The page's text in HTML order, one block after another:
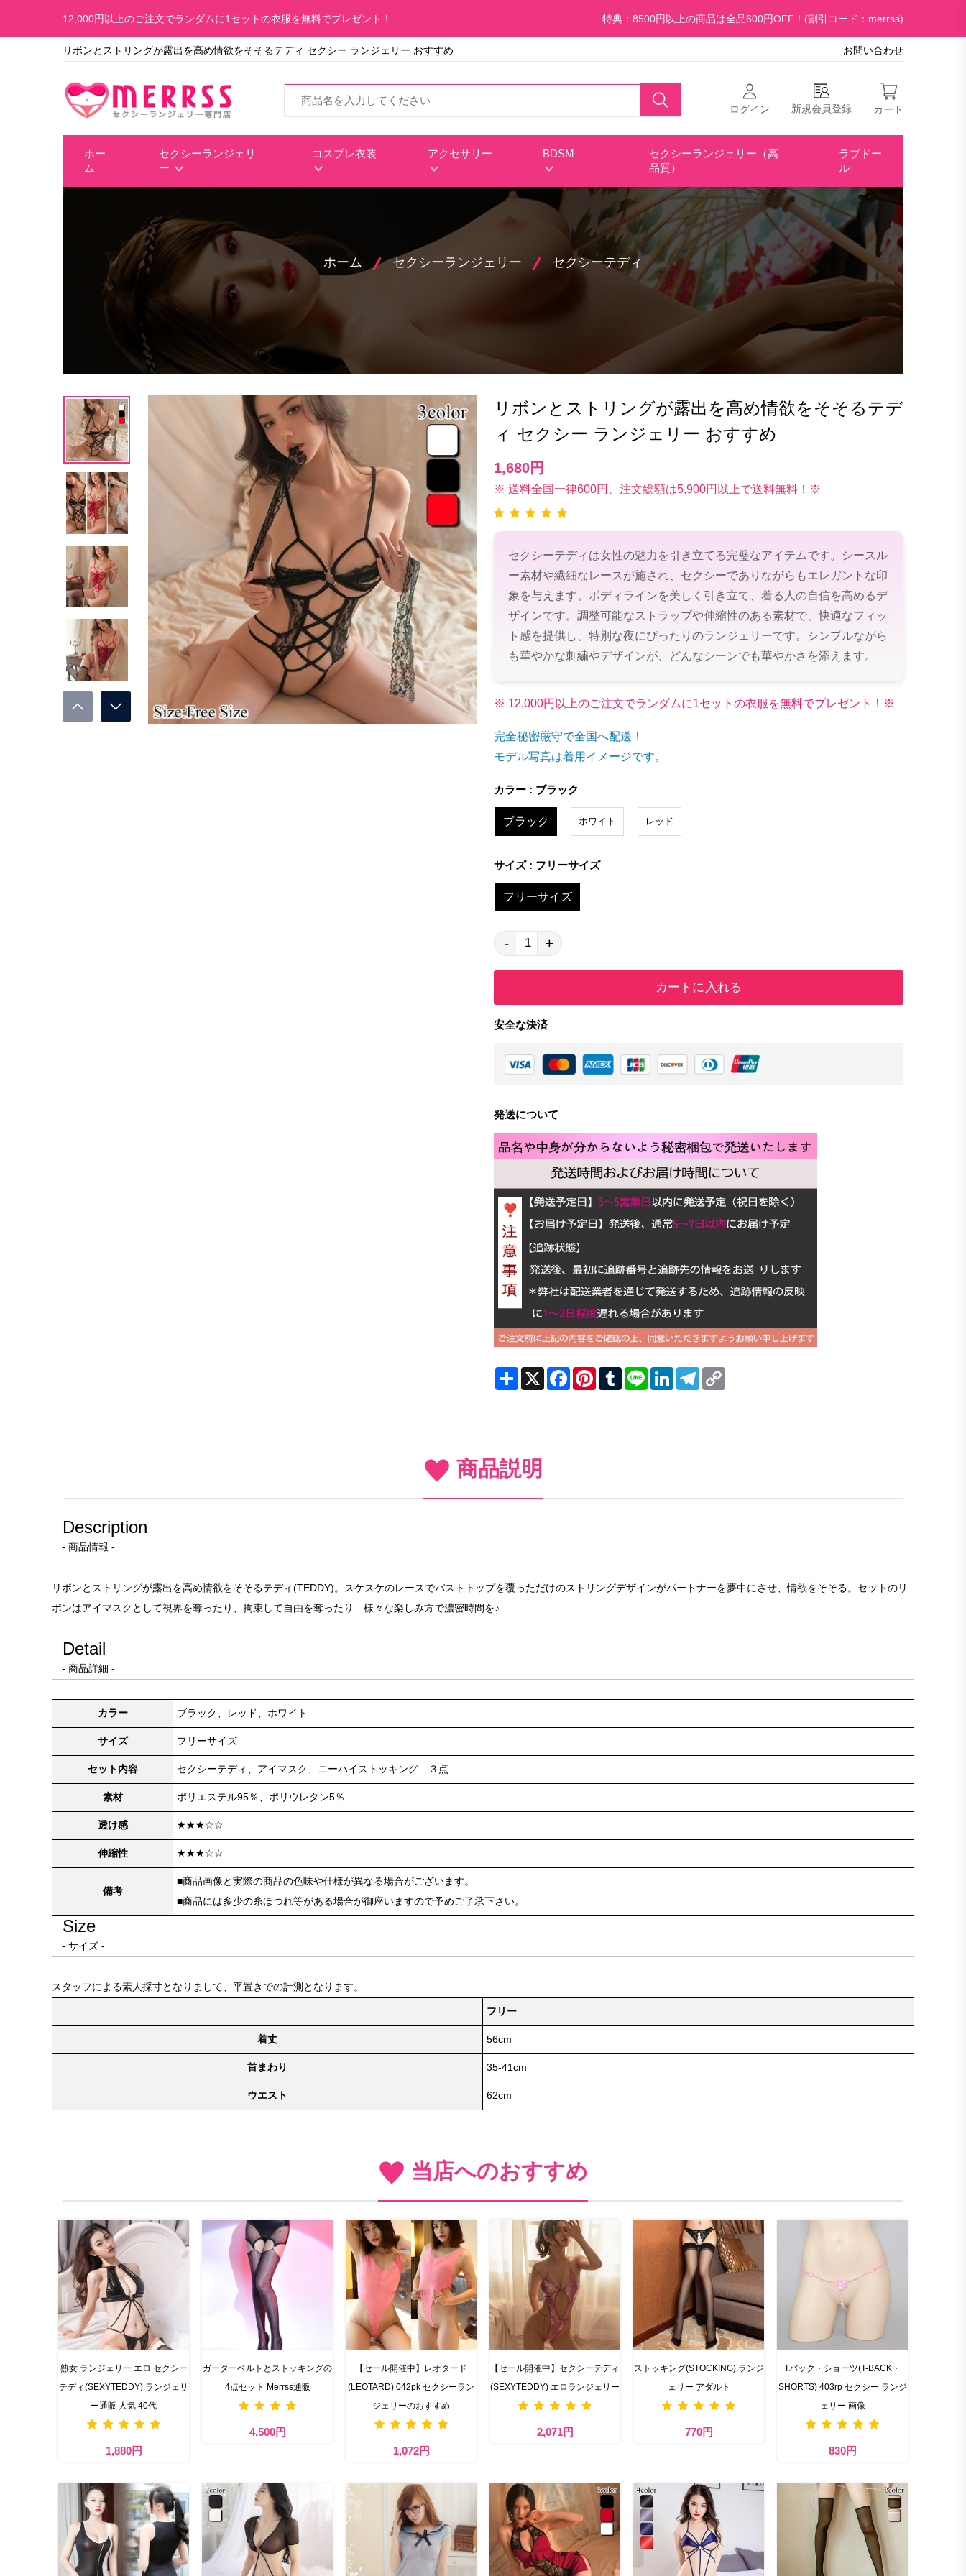
12,000円以上のご注文でランダムに1セットの衣服を無料でプレゼント！ 特典：8500円以上の商品は全品600円OFF！(割引コード：merrss)
リボンとストリングが露出を高め情欲をそそるテディ セクシー ランジェリー おすすめ お問い合わせ
ログイン 新規会員登録 カート
ホー
ム
セクシーランジェリ
ー
コスプレ衣装 アクセサリー BDSM
セクシーランジェリー（高
品質）
ラブドー
ル
ホーム セクシーランジェリー セクシーテディ
リボンとストリングが露出を高め情欲をそそるテデ
ィ セクシー ランジェリー おすすめ
1,680円
※ 送料全国一律600円、注文総額は5,900円以上で送料無料！※
セクシーテディは女性の魅力を引き立てる完璧なアイテムです。シースル
ー素材や繊細なレースが施され、セクシーでありながらもエレガントな印
象を与えます。ボディラインを美しく引き立て、着る人の自信を高めるデ
ザインです。調整可能なストラップや伸縮性のある素材で、快適なフィッ
ト感を提供し、特別な夜にぴったりのランジェリーです。シンプルながら
も華やかな刺繍やデザインが、どんなシーンでも華やかさを添えます。
※ 12,000円以上のご注文でランダムに1セットの衣服を無料でプレゼント！※
完全秘密厳守で全国へ配送！
モデル写真は着用イメージです。
カラー : ブラック
ブラック ホワイト レッド
サイズ : フリーサイズ
フリーサイズ
- +
カートに入れる
安全な決済
発送について
ShareX FacebookPinterestTumblrLine LinkedInTelegram
商品説明
Description
- 商品情報 -
リボンとストリングが露出を高め情欲をそそるテディ(TEDDY)。スケスケのレースでバストトップを覆っただけのストリングデザインがパートナーを夢中にさせ、情欲をそそる。セットのリ
ボンはアイマスクとして視界を奪ったり、拘束して自由を奪ったり…様々な楽しみ方で濃密時間を♪
Detail
- 商品詳細 -
カラー ブラック、レッド、ホワイト
サイズ フリーサイズ
セット内容 セクシーテディ、アイマスク、ニーハイストッキング ３点
素材 ポリエステル95％、ポリウレタン5％
透け感 ★★★☆☆
伸縮性 ★★★☆☆
備考
■商品画像と実際の商品の色味や仕様が異なる場合がございます。
■商品には多少の糸ほつれ等がある場合が御座いますので予めご了承下さい。
Size
- サイズ -
スタッフによる素人採寸となりまして、平置きでの計測となります。
フリー
着丈 56cm
首まわり 35-41cm
ウエスト 62cm
当店へのおすすめ
熟女 ランジェリー エロ セクシー
テディ(SEXYTEDDY) ランジェリ
ー通販 人気 40代
1,880円
ガーターベルトとストッキングの
4点セット Merrss通販
4,500円
【セール開催中】レオタード
(LEOTARD) 042pk セクシーラン
ジェリーのおすすめ
1,072円
【セール開催中】セクシーテディ
(SEXYTEDDY) エロランジェリー
2,071円
ストッキング(STOCKING) ランジ
ェリー アダルト
770円
Tバック・ショーツ(T-BACK・
SHORTS) 403rp セクシー ランジ
ェリー 画像
830円